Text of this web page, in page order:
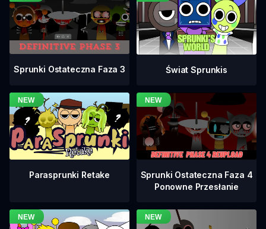
Sprunki Ostateczna Faza 3 Świat Sprunkis
Parasprunki Retake
Sprunki Ostateczna Faza 4
Ponowne Przesłanie